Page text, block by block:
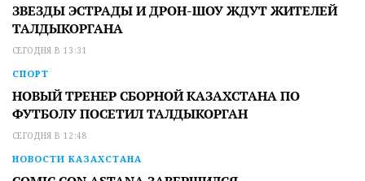
ЗВЕЗДЫ ЭСТРАДЫ И ДРОН-ШОУ ЖДУТ ЖИТЕЛЕЙ
ТАЛДЫКОРГАНА
СЕГОДНЯ В 13:31
СПОРТ
НОВЫЙ ТРЕНЕР СБОРНОЙ КАЗАХСТАНА ПО
ФУТБОЛУ ПОСЕТИЛ ТАЛДЫКОРГАН
СЕГОДНЯ В 12:48
НОВОСТИ КАЗАХСТАНА